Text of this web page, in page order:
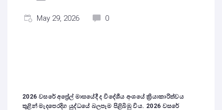
May 29, 2026 0
2026 වසරේ අප්‍රේල් මාසයේදී ද විදේශීය අංශයේ ක්‍රියාකාරිත්වය
තුළින් මැදපෙරදිග යුද්ධයේ බලපෑම පිළිබිඹු විය. 2026 වසරේ